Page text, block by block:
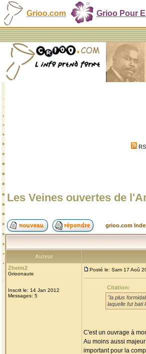
Grioo.com Grioo Pour
Les Veines ouvertes de
grioo.com
Auteur
Zheim2
Grioonaute
Inscrit le: 14 Jan 2012
Messages: 5
Posté le: Sam 17 Aoû
Citation:
"la plus
laquelle fut bati
C'est un ouvrage à
Au moins aussi
important pour la